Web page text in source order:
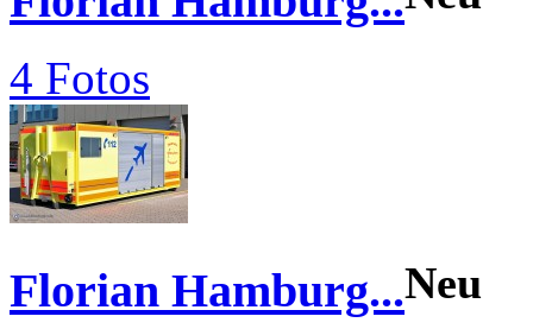
4 Fotos
Florian Hamburg...Neu